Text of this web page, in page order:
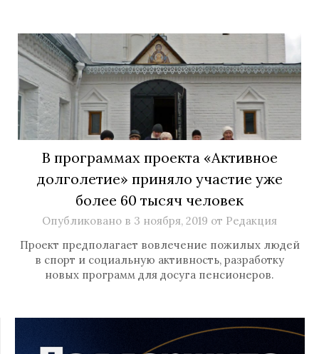
В программах проекта «Активное
долголетие» приняло участие уже
более 60 тысяч человек
Опубликовано в 3 ноября, 2019 от Редакция
Проект предполагает вовлечение пожилых людей
в спорт и социальную активность, разработку
новых программ для досуга пенсионеров.